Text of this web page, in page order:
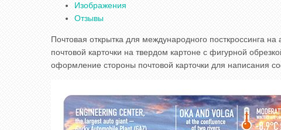
Изображения
Отзывы
Почтовая открытка для международного посткроссинга
почтовой карточки на твердом картоне с фигурной
оформление стороны почтовой карточки для написания